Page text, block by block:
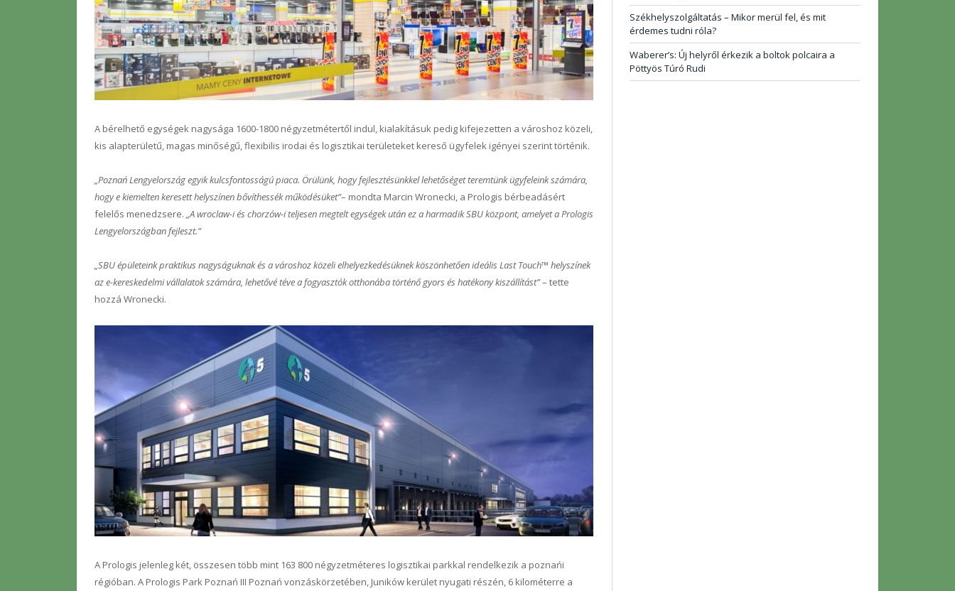
A bérelhető egységek nagysága 1600-1800 négyzetmétertől indul, kialakításuk pedig kifejezetten a városhoz közeli,
kis alapterületű, magas minőségű, flexibilis irodai és logisztikai területeket kereső ügyfelek igényei szerint történik.
„Poznań Lengyelország egyik kulcsfontosságú piaca. Örülünk, hogy fejlesztésünkkel lehetőséget teremtünk ügyfeleink számára,
hogy e kiemelten keresett helyszínen bővíthessék működésüket”– mondta Marcin Wronecki, a Prologis bérbeadásért
felelős menedzsere. „A wroclaw-i és chorzów-i teljesen megtelt egységek után ez a harmadik SBU központ, amelyet a Prologis
Lengyelországban fejleszt.”
„SBU épületeink praktikus nagyságuknak és a városhoz közeli elhelyezkedésüknek köszönhetően ideális Last Touch™ helyszínek
az e-kereskedelmi vállalatok számára, lehetővé téve a fogyasztók otthonába történő gyors és hatékony kiszállítást”– tette
hozzá Wronecki.
A Prologis jelenleg két, összesen több mint 163 800 négyzetméteres logisztikai parkkal rendelkezik a poznańi
régióban. A Prologis Park Poznań III Poznań vonzáskörzetében, Juników kerület nyugati részén, 6 kilométerre a
Székhelyszolgáltatás – Mikor merül fel, és mit
érdemes tudni róla?
Waberer’s: Új helyről érkezik a boltok polcaira a
Pöttyös Túró Rudi